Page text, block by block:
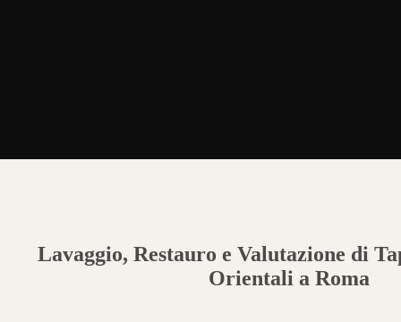
Lavaggio, Restauro e Valutazione di
Orientali a Roma